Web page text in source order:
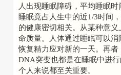
人出现睡眠障碍，平均睡眠时
睡眠竟占人生中的近1/3时间
的健康密切相关。从某种意
命质量。人体通过睡眠可以
恢复精力应对新的一天。再
DNA突变也都是在睡眠中进
个人来说都至关重要。